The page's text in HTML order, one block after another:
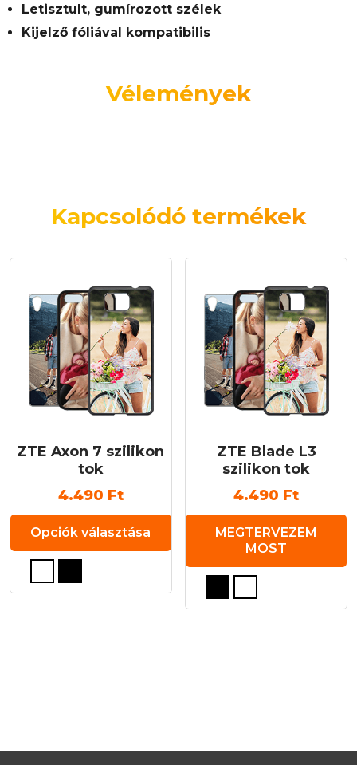
Letisztult, gumírozott szélek
Kijelző fóliával kompatibilis
Vélemények
Kapcsolódó termékek
ZTE Axon 7 szilikon
tok
4.490 Ft
Opciók választása
Ennek
terméknek
választhatók
ZTE Blade L3
szilikon tok
4.490 Ft
MEGTERVEZEM
MOST
Ennek
terméknek
termékoldalon